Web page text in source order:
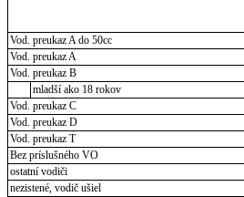
Vod. preukaz A do 50cc
Vod. preukaz A
Vod. preukaz B
mladší ako 18 rokov
Vod. preukaz C
Vod. preukaz D
Vod. preukaz T
Bez príslušného VO
ostatní vodiči
nezistené, vodič ušiel